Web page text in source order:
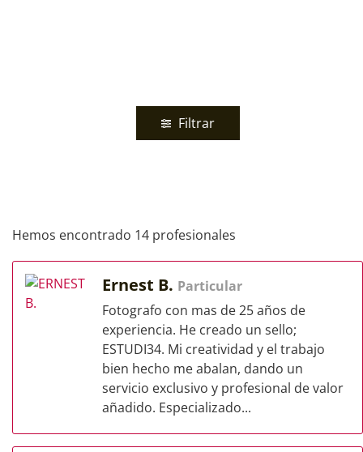
Filtrar
Hemos encontrado 14 profesionales
Ernest B. Particular
Fotografo con mas de 25 años de
experiencia. He creado un sello;
ESTUDI34. Mi creatividad y el trabajo
bien hecho me abalan, dando un
servicio exclusivo y profesional de valor
añadido. Especializado...